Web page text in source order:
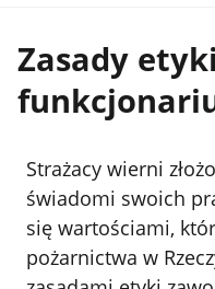
Zasady
Strażacy wierni
świadomi swoich
się wartościami,
pożarnictwa w